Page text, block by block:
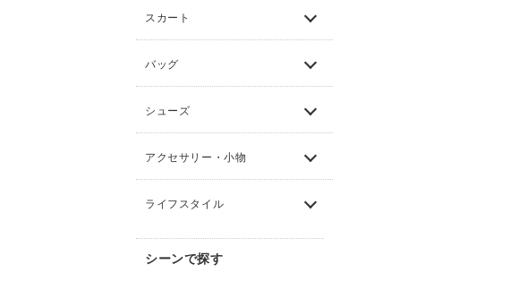
スカート
バッグ
シューズ
アクセサリー・小物
ライフスタイル
シーンで探す